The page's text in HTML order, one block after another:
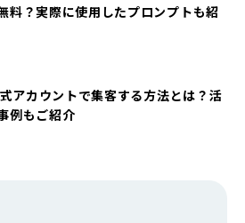
料？実際に使用したプロンプトも紹
アカウントで集客する方法とは？活
例もご紹介